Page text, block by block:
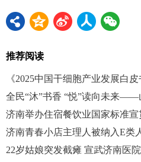
推荐阅读
济南举办住宿餐饮业国家标准宣
济南青春小店主理人被纳入E类
22岁姑娘突发截瘫 宣武济南医